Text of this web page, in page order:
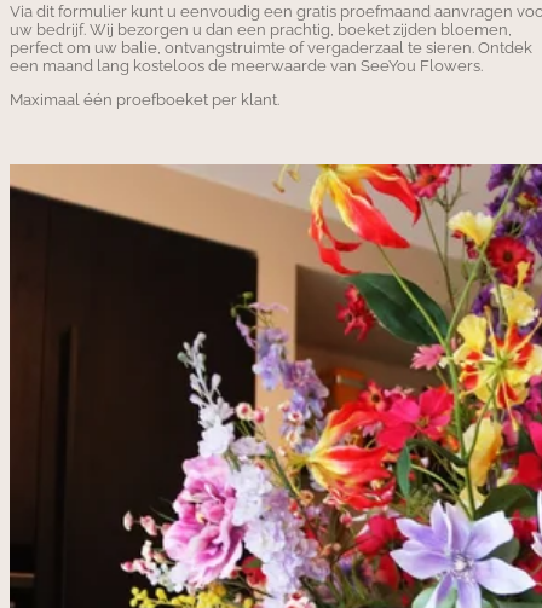
Via dit formulier kunt u eenvoudig een gratis proefmaand aanvragen
uw bedrijf. Wij bezorgen u dan een prachtig, boeket zijden bloemen,
perfect om uw balie, ontvangstruimte of vergaderzaal te sieren. Ontdek
een maand lang kosteloos de meerwaarde van SeeYou Flowers.
Maximaal één proefboeket per klant.